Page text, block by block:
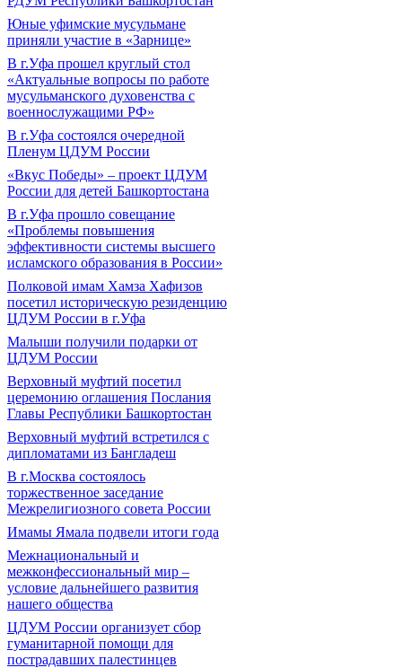
Юные уфимские мусульмане
приняли участие в «Зарнице»
В г.Уфа прошел круглый стол
«Актуальные вопросы по работе
мусульманского духовенства с
военнослужащими РФ»
В г.Уфа состоялся очередной
Пленум ЦДУМ России
«Вкус Победы» – проект ЦДУМ
России для детей Башкортостана
В г.Уфа прошло совещание
«Проблемы повышения
эффективности системы высшего
исламского образования в России»
Полковой имам Хамза Хафизов
посетил историческую резиденцию
ЦДУМ России в г.Уфа
Малыши получили подарки от
ЦДУМ России
Верховный муфтий посетил
церемонию оглашения Послания
Главы Республики Башкортостан
Верховный муфтий встретился с
дипломатами из Бангладеш
В г.Москва состоялось
торжественное заседание
Межрелигиозного совета России
Имамы Ямала подвели итоги года
Межнациональный и
межконфессиональный мир –
условие дальнейшего развития
нашего общества
ЦДУМ России организует сбор
гуманитарной помощи для
пострадавших палестинцев